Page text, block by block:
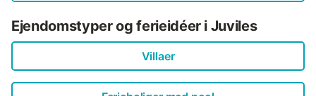
Ejendomstyper og ferieidéer i Juviles
Villaer